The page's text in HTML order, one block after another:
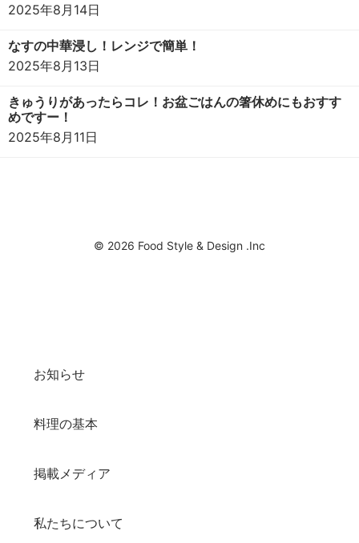
2025年8月14日
なすの中華浸し！レンジで簡単！
2025年8月13日
きゅうりがあったらコレ！お盆ごはんの箸休めにもおすす
めですー！
2025年8月11日
© 2026 Food Style & Design .Inc
お知らせ
料理の基本
掲載メディア
私たちについて